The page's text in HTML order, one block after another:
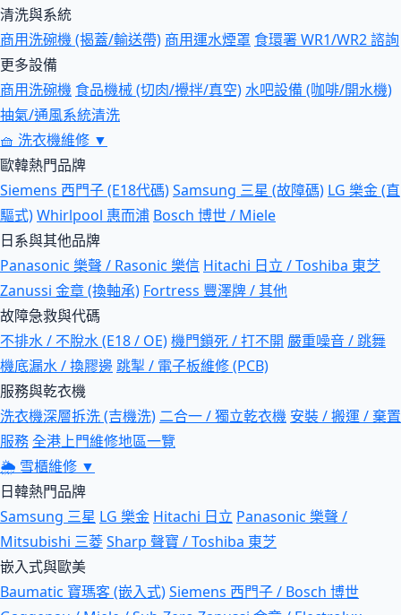
清洗與系統
商用洗碗機 (揭蓋/輸送帶) 商用運水煙罩 食環署 WR1/WR2 諮詢
更多設備
商用洗碗機 食品機械 (切肉/攪拌/真空)水吧設備 (咖啡/開水機)
抽氣/通風系統清洗
🧺 洗衣機維修 ▼
歐韓熱門品牌
Siemens 西門子 (E18代碼)Samsung 三星 (故障碼) LG 樂金 (直
驅式)Whirlpool 惠而浦 Bosch 博世 / Miele
日系與其他品牌
Panasonic 樂聲 / Rasonic 樂信 Hitachi 日立 / Toshiba 東芝
Zanussi 金章 (換軸承) Fortress 豐澤牌 / 其他
故障急救與代碼
不排水 / 不脫水 (E18 / OE)機門鎖死 / 打不開 嚴重噪音 / 跳舞
機底漏水 / 換膠邊跳掣 / 電子板維修 (PCB)
服務與乾衣機
洗衣機深層拆洗 (吉機洗) 二合一 / 獨立乾衣機 安裝 / 搬運 / 棄置
服務全港上門維修地區一覽
🌦 雪櫃維修 ▼
日韓熱門品牌
Samsung 三星 LG 樂金 Hitachi 日立 Panasonic 樂聲 /
Mitsubishi 三菱Sharp 聲寶 / Toshiba 東芝
嵌入式與歐美
Baumatic 寶瑪客 (嵌入式)Siemens 西門子 / Bosch 博世